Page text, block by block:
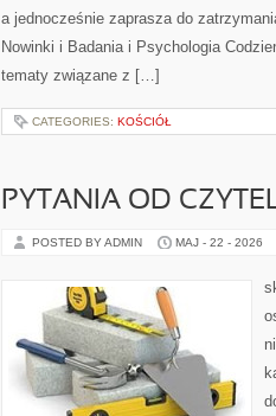
a jednocześnie zaprasza do
Nowinki i Badania i Psychologia
tematy związane z […]
CATEGORIES: KOŚCIÓŁ
PYTANIA OD
POSTED BY ADMIN MAJ - 22 - 2026